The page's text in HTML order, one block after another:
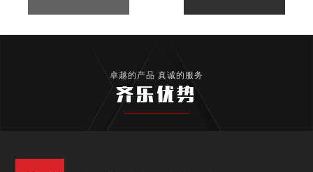
卓越的产品 真诚的服务
齐乐优势